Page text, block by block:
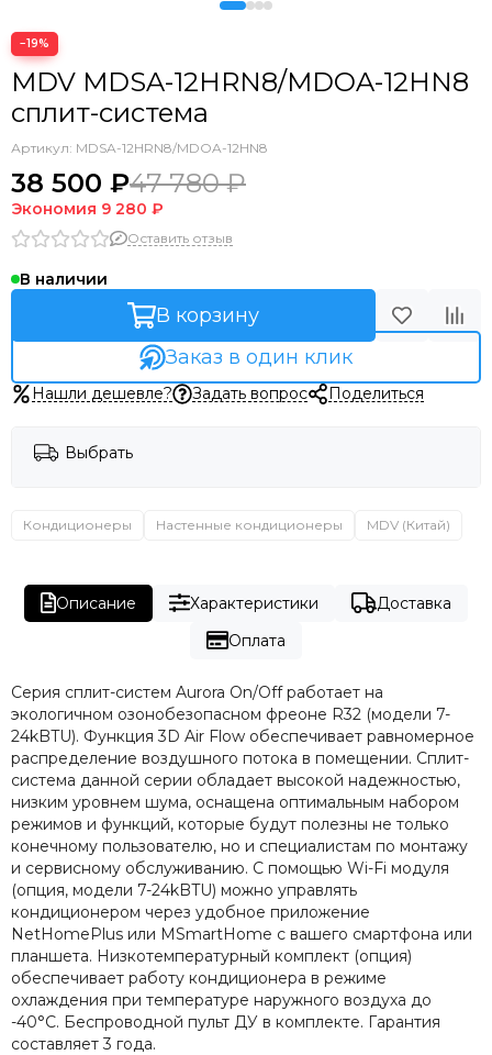
−19%
MDV MDSA-12HRN8/MDOA-12HN8
сплит-система
Артикул: MDSA-12HRN8/MDOA-12HN8
38 500 ₽47 780 ₽
Экономия 9 280 ₽
Оставить отзыв
В наличии
В корзину
Заказ в один клик
Нашли дешевле? Задать вопрос Поделиться
Выбрать
Кондиционеры Настенные кондиционеры MDV (Китай)
Описание Характеристики
Доставка
Оплата
Серия сплит-систем Aurora On/Off работает на
экологичном озонобезопасном фреоне R32 (модели 7-
24kBTU). Функция 3D Air Flow обеспечивает равномерное
распределение воздушного потока в помещении. Сплит-
система данной серии обладает высокой надежностью,
низким уровнем шума, оснащена оптимальным набором
режимов и функций, которые будут полезны не только
конечному пользователю, но и специалистам по монтажу
и сервисному обслуживанию. С помощью Wi-Fi модуля
(опция, модели 7-24kBTU) можно управлять
кондиционером через удобное приложение
NetHomePlus или MSmartHome с вашего смартфона или
планшета. Низкотемпературный комплект (опция)
обеспечивает работу кондиционера в режиме
охлаждения при температуре наружного воздуха до
-40°С. Беспроводной пульт ДУ в комплекте. Гарантия
составляет 3 года.